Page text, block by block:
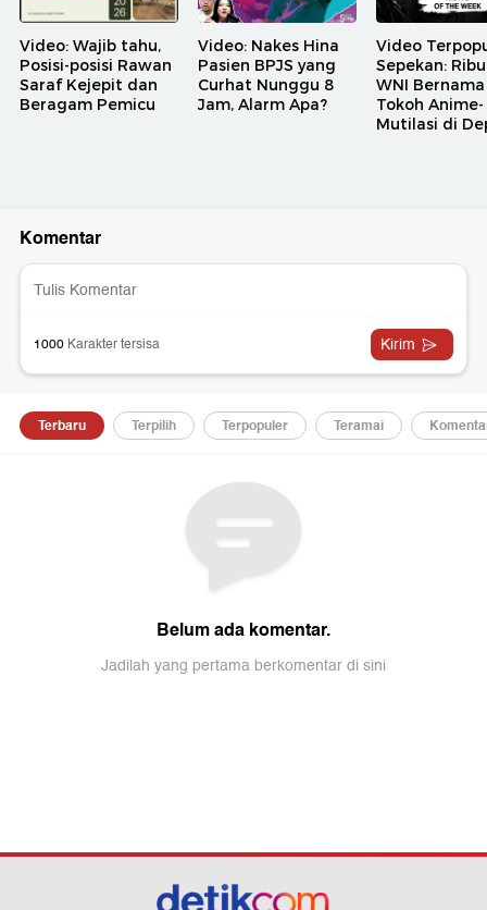
Video: Wajib tahu,
Posisi-posisi Rawan
Saraf Kejepit dan
Beragam Pemicu
Video: Nakes Hina
Pasien BPJS yang
Curhat Nunggu 8
Jam, Alarm Apa?
Video
Sepekan:
WNI Bernama
Tokoh Anime-
Mutilasi di